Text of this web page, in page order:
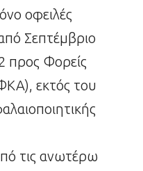
οφειλές
Σεπτέμβριο
προς Φορείς
εκτός του
τις ανωτέρω